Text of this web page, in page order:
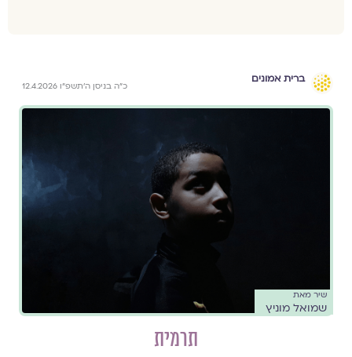
ברית אמונים
כ״ה בניסן ה׳תשפ״ו 12.4.2026
שיר מאת
שמואל מוניץ
תרמית